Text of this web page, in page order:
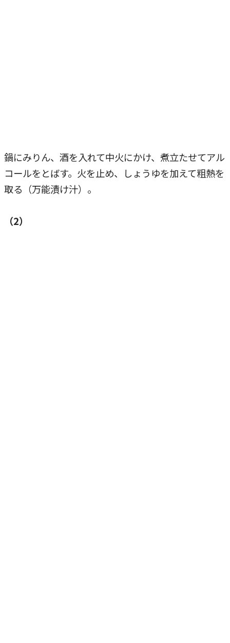
鍋にみりん、酒を入れて中火にかけ、 煮立たせてアル
コールをとばす。 火を止め、しょうゆを加えて粗熱を
取る（万能漬け汁）。
（2）